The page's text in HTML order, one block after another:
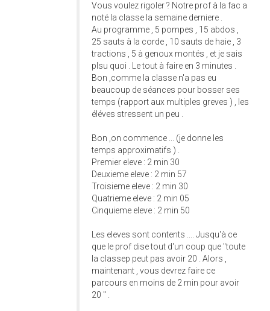
Vous voulez rigoler ? Notre prof à la fac a
noté la classe la semaine derniere .
Au programme , 5 pompes , 15 abdos ,
25 sauts à la corde , 10 sauts de haie , 3
tractions , 5 à genoux montés , et je sais
plsu quoi . Le tout à faire en 3 minutes .
Bon ,comme la classe n'a pas eu
beaucoup de séances pour bosser ses
temps (rapport aux multiples greves ) , les
éléves stressent un peu .
Bon ,on commence ... (je donne les
temps approximatifs ) .
Premier eleve : 2 min 30
Deuxieme eleve : 2 min 57
Troisieme eleve : 2 min 30
Quatrieme eleve : 2 min 05
Cinquieme eleve : 2 min 50
Les eleves sont contents .... Jusqu'à ce
que le prof dise tout d'un coup que "toute
la classep peut pas avoir 20 . Alors ,
maintenant , vous devrez faire ce
parcours en moins de 2 min pour avoir
20 " .